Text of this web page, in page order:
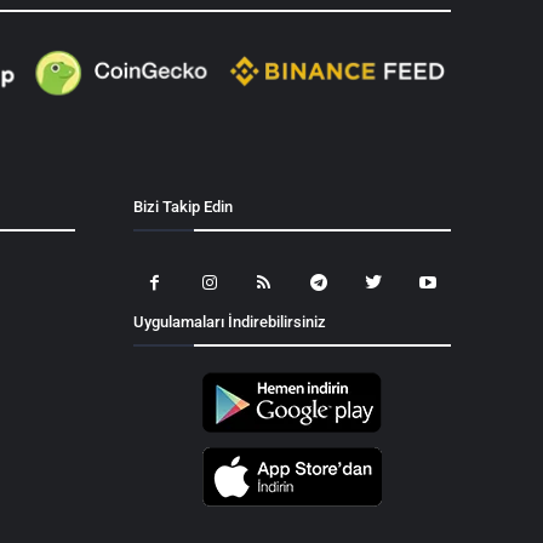
Bizi Takip Edin
Uygulamaları İndirebilirsiniz